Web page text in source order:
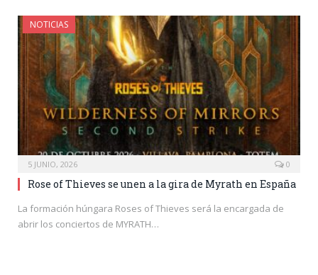
NOTICIAS
5 JUNIO, 2026 0
Rose of Thieves se unen a la gira de Myrath en España
La formación húngara Roses of Thieves será la encargada de
abrir los conciertos de MYRATH…